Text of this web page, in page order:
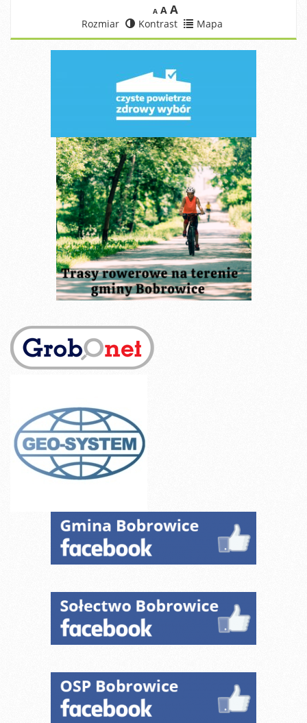
A A A
Rozmiar Kontrast Mapa